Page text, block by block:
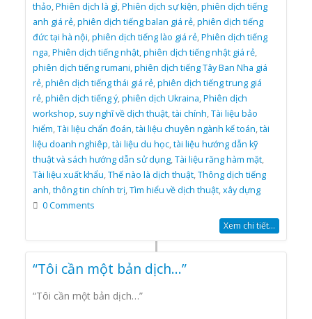
thảo,Phiên dịch là gì,Phiên dịch sự kiện,phiên dịch tiếng
anh giá rẻ,phiên dịch tiếng balan giá rẻ,phiên dịch tiếng
đức tại hà nội,phiên dịch tiếng lào giá rẻ,Phiên dịch tiếng
nga,Phiên dịch tiếng nhật,phiên dịch tiếng nhật giá rẻ,
phiên dịch tiếng rumani,phiên dịch tiếng Tây Ban Nha giá
rẻ,phiên dịch tiếng thái giá rẻ,phiên dịch tiếng trung giá
rẻ,phiên dịch tiếng ý,phiên dịch Ukraina,Phiên dịch
workshop, suy nghĩ về dịch thuật,tài chính,Tài liệu bảo
hiểm,Tài liệu chẩn đoán,tài liệu chuyên ngành kế toán,tài
liệu doanh nghiêp,tài liệu du học,tài liệu hướng dẫn kỹ
thuật và sách hướng dẫn sử dụng,Tài liệu răng hàm mặt,
Tài liệu xuất khẩu,Thế nào là dịch thuật,Thông dịch tiếng
anh,thông tin chính trị,Tìm hiểu về dịch thuật,xây dựng
0 Comments
Xem chi tiết...
“Tôi cần một bản dịch…”
“Tôi cần một bản dịch…”